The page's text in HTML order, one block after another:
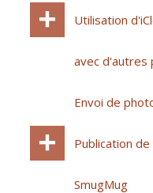
Utilisation
avec d'autres
Envoi de
Publication
SmugMug